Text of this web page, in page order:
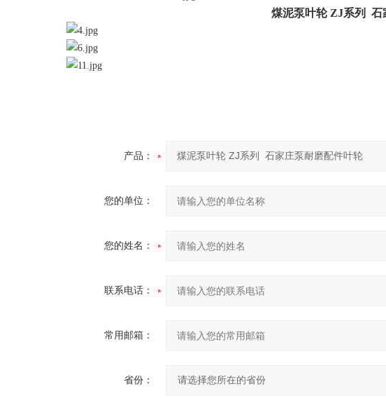
煤泥泵叶轮 ZJ系列 石
产品：
您的单位：
您的姓名：
联系电话：
常用邮箱：
省份：